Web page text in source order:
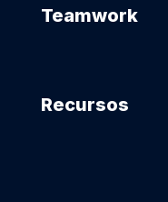
Teamwork
Recursos